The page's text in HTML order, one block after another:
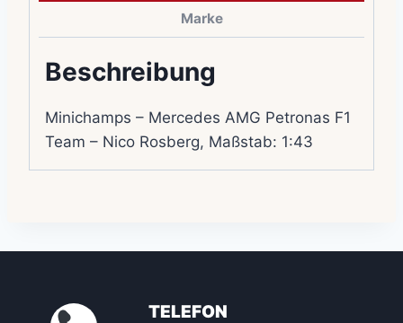
Marke
Beschreibung
Minichamps – Mercedes AMG Petronas F1
Team – Nico Rosberg, Maßstab: 1:43
TELEFON